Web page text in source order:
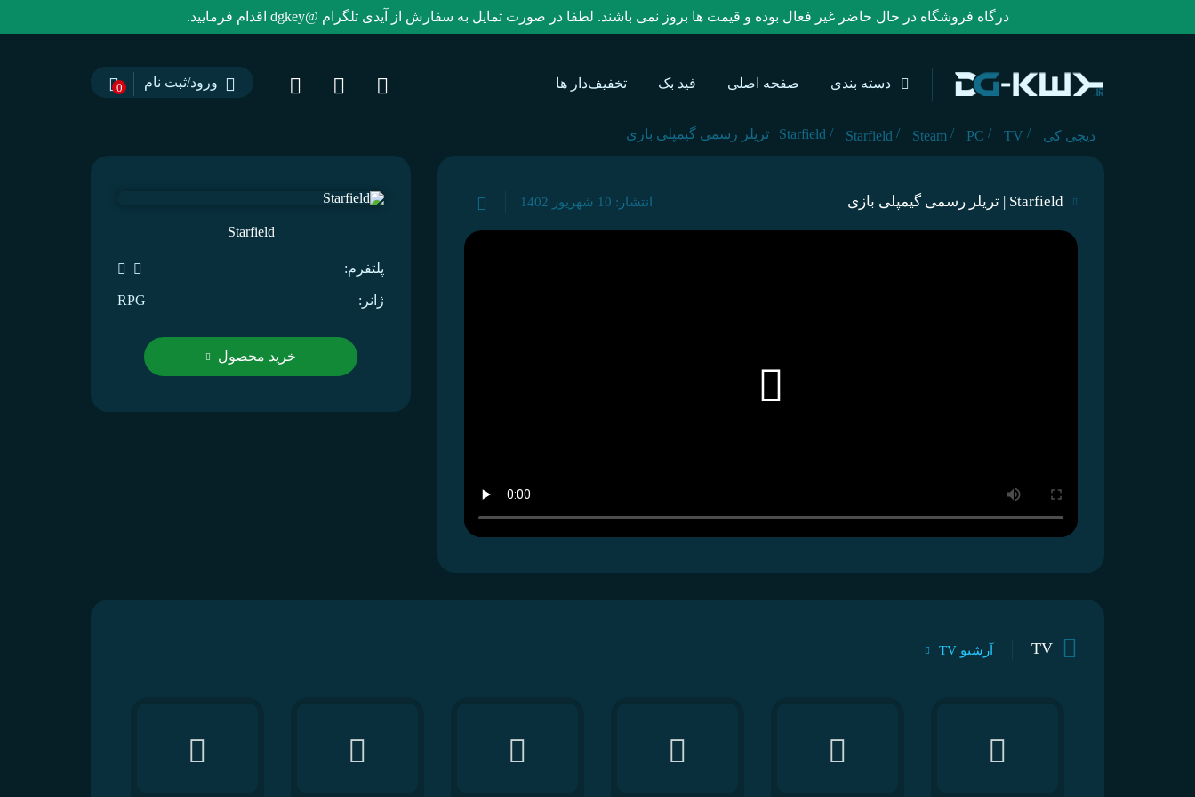
درگاه فروشگاه در حال حاضر غیر فعال بوده و قیمت ها بروز نمی باشند. لطفا در صورت تمایل به سفارش از آیدی تلگرام @dgkey اقدام فرمایید.
دسته بندی صفحه اصلی فید بک تخفیف‌دار ها ورود/ثبت نام 0
دیجی کی /
TV
/
PC
/
Steam
/
Starfield
/ Starfield | تریلر رسمی گیمپلی بازی
Starfield | تریلر رسمی گیمپلی بازی انتشار: 10 شهریور 1402
Starfield
پلتفرم:
ژانر: RPG
خرید محصول
TV آرشیو TV